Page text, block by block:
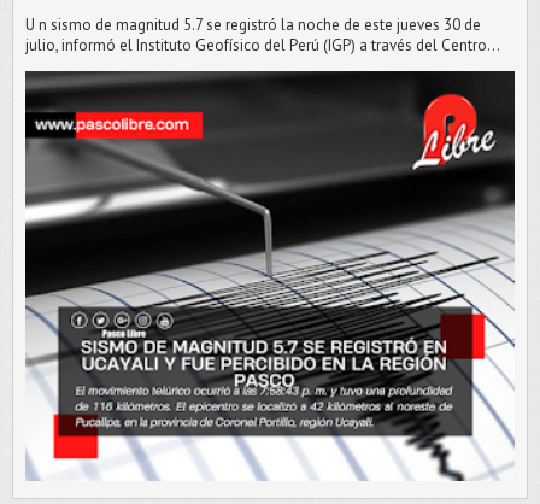
U n sismo de magnitud 5.7 se registró la noche de este jueves 30 de
julio, informó el Instituto Geofísico del Perú (IGP) a través del Centro...